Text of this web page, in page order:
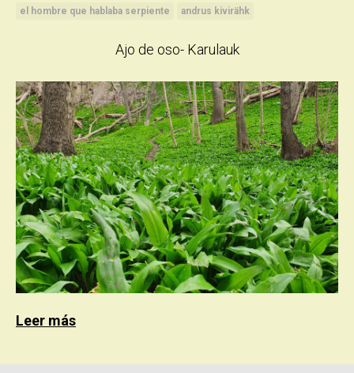
el hombre que hablaba serpiente andrus kivirähk
Ajo de oso- Karulauk
Leer más